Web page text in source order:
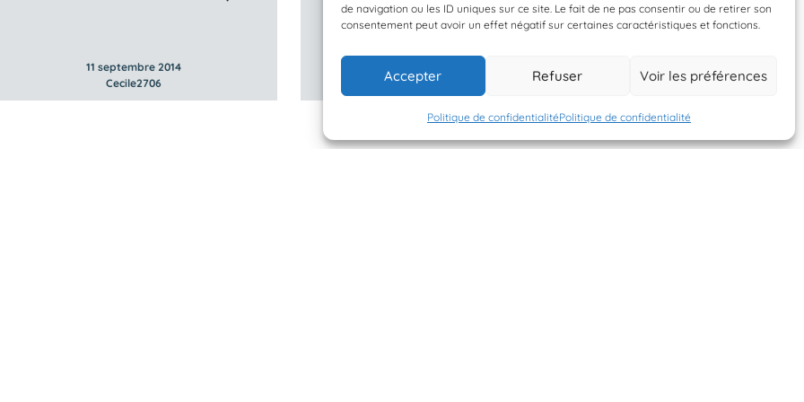
de navigation ou les ID uniques sur ce site. Le fait de ne pas consentir ou de retirer son
consentement peut avoir un effet négatif sur certaines caractéristiques et fonctions.
Accepter Refuser Voir les préférences
Politique de confidentialitéPolitique de confidentialité
11 septembre 2014
Cecile2706
Cecile2706
Cecile2706